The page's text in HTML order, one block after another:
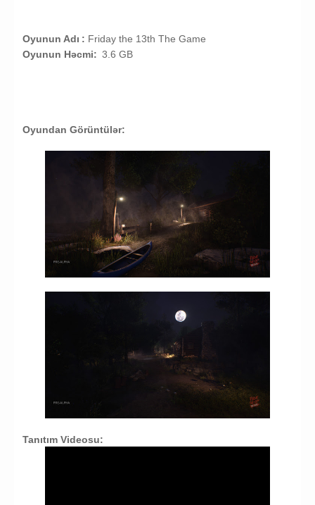
Oyunun Adı : Friday the 13th The Game
Oyunun Həcmi: 3.6 GB
Oyundan Görüntülər:
Tanıtım Videosu: